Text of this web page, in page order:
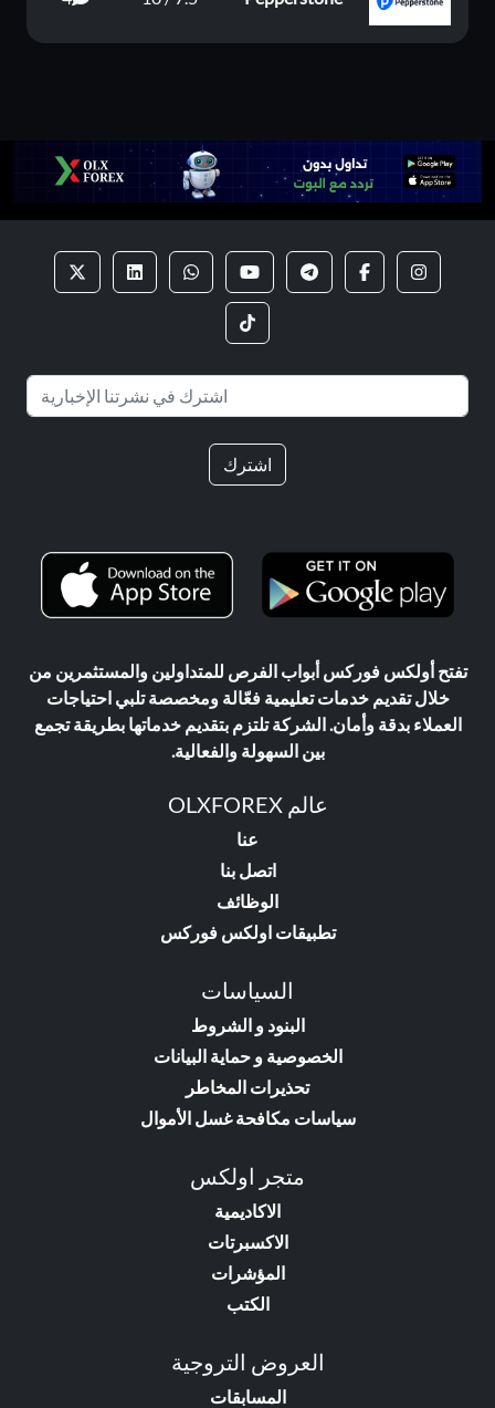
اشترك
تفتح أولكس فوركس أبواب الفرص للمتداولين والمستثمرين من
خلال تقديم خدمات تعليمية فعّالة ومخصصة تلبي احتياجات
العملاء بدقة وأمان. الشركة تلتزم بتقديم خدماتها بطريقة تجمع
بين السهولة والفعالية.
عالم OLXFOREX
عنا
اتصل بنا
الوظائف
تطبيقات اولكس فوركس
السياسات
البنود و الشروط
الخصوصية و حماية البيانات
تحذيرات المخاطر
سياسات مكافحة غسل الأموال
متجر اولكس
الاكاديمية
الاكسبرتات
المؤشرات
الكتب
العروض التروجية
المسابقات